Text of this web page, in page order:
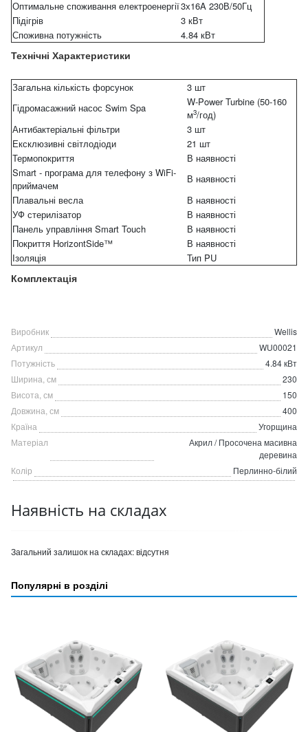
Технічні Характеристики
Оптимальне споживання електроенергії3х16A 230В/50Гц
Підігрів
3 кВт
Споживна потужність
4.84 кВт
Комплектація
Загальна кількість форсунок
3 шт
Гідромасажний насос Swim Spa
W-Power Turbine (50-160
м3/год)
Антибактеріальні фільтри
3 шт
Ексклюзивні світлодіоди
21 шт
Термопокриття
В наявності
Smart - програма для телефону з WiFi-
приймачем
В наявності
Плавальні весла
В наявності
УФ стерилізатор
В наявності
Панель управління Smart Touch
В наявності
Покриття HorizontSide™
В наявності
Ізоляція
Тип PU
Виробник
Wellis
Артикул
WU00021
Потужність
4.84 кВт
Ширина, см
230
Висота, см
150
Довжина, см
400
Країна
Угорщина
Матеріал
Акрил / Просочена масивна
деревина
Колір
Перлинно-білий
Наявність на складах
Загальний залишок на складах:відсутня
Популярні в розділі